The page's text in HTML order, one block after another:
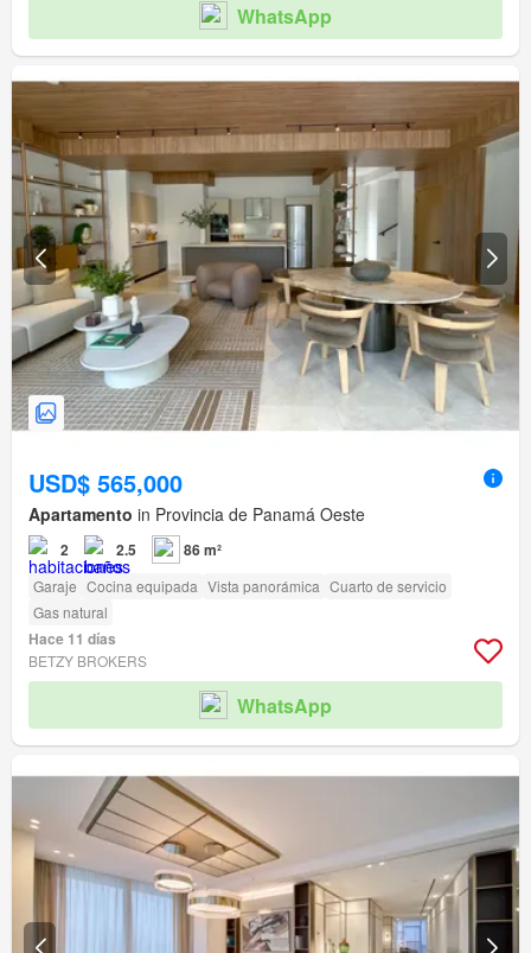
WhatsApp
USD$ 565,000
Apartamento in Provincia de Panamá Oeste
2 2.5 86 m²
Garaje Cocina equipada Vista panorámica Cuarto de servicio
Gas natural
Hace 11 días
BETZY BROKERS
WhatsApp